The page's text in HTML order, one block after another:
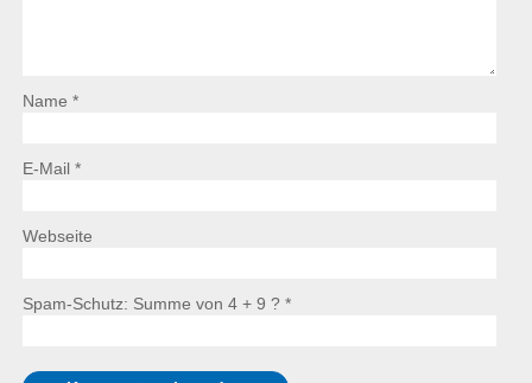
Name *
E-Mail *
Webseite
Spam-Schutz: Summe von 4 + 9 ? *